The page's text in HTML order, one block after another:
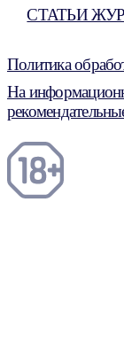
СТАТЬИ
Политика
На